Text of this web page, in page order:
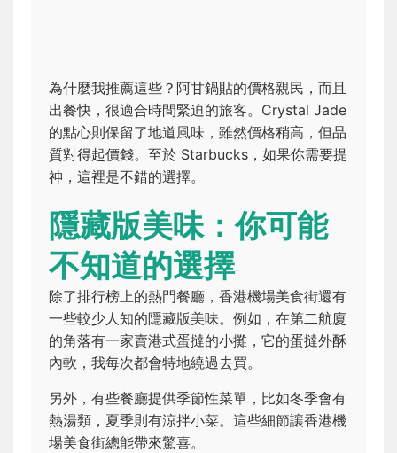
為什麼我推薦這些？阿甘鍋貼的價格親民，而且
出餐快，很適合時間緊迫的旅客。Crystal Jade
的點心則保留了地道風味，雖然價格稍高，但品
質對得起價錢。至於 Starbucks，如果你需要提
神，這裡是不錯的選擇。
隱藏版美味：你可能
不知道的選擇
除了排行榜上的熱門餐廳，香港機場美食街還有
一些較少人知的隱藏版美味。例如，在第二航廈
的角落有一家賣港式蛋撻的小攤，它的蛋撻外酥
內軟，我每次都會特地繞過去買。
另外，有些餐廳提供季節性菜單，比如冬季會有
熱湯類，夏季則有涼拌小菜。這些細節讓香港機
場美食街總能帶來驚喜。